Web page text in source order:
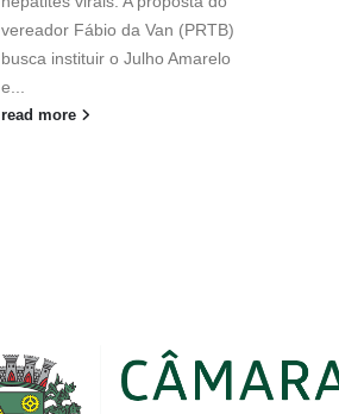
vereador Fábio da Van (PRTB)
busca instituir o Julho Amarelo
e...
read more